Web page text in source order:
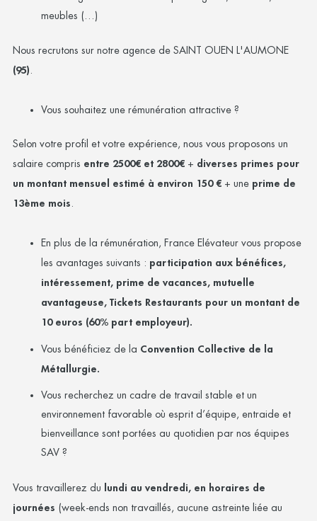
meubles (…)
Nous recrutons sur notre agence de SAINT OUEN L'AUMONE
(95) .
Vous souhaitez une rémunération attractive ?
Selon votre profil et votre expérience, nous vous proposons un
salaire compris entre 2500€ et 2800€+ diverses primes pour
un montant mensuel estimé à environ 150 €+ une prime de
13ème mois .
En plus de la rémunération, France Elévateur vous propose
les avantages suivants : participation aux bénéfices,
intéressement, prime de vacances, mutuelle
avantageuse, Tickets Restaurants pour un montant de
10 euros (60% part employeur).
Vous bénéficiez de la Convention Collective de la
Métallurgie.
Vous recherchez un cadre de travail stable et un
environnement favorable où esprit d’équipe, entraide et
bienveillance sont portées au quotidien par nos équipes
SAV ?
Vous travaillerez du
lundi au vendredi, en horaires de
journées (week-ends non travaillés, aucune astreinte liée au